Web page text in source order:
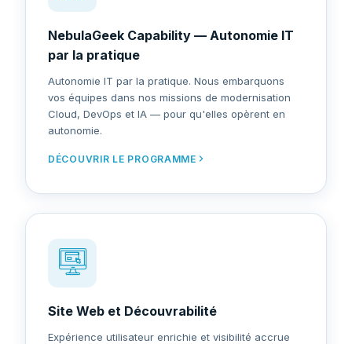
NebulaGeek Capability — Autonomie IT
par la pratique
Autonomie IT par la pratique. Nous embarquons
vos équipes dans nos missions de modernisation
Cloud, DevOps et IA — pour qu'elles opèrent en
autonomie.
DÉCOUVRIR LE PROGRAMME
Site Web et Découvrabilité
Expérience utilisateur enrichie et visibilité accrue